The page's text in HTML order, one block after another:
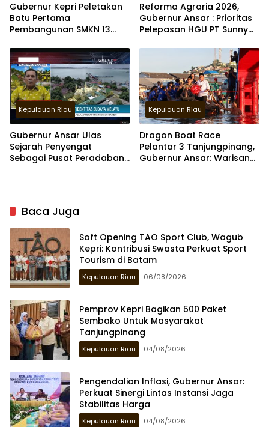
Gubernur Kepri Peletakan
Batu Pertama
Pembangunan SMKN 13
Reforma Agraria 2026,
Gubernur Ansar : Prioritas
Pelepasan HGU PT Sunny
di Bintan
Kepulauan Riau
Gubernur Ansar Ulas
Sejarah Penyengat
Sebagai Pusat Peradaban
Kepulauan Riau
Dragon Boat Race
Pelantar 3 Tanjungpinang,
Gubernur Ansar: Warisan
Baca Juga
Soft Opening TAO Sport Club, Wagub
Kepri: Kontribusi Swasta Perkuat Sport
Tourism di Batam
Kepulauan Riau 06/08/2026
Pemprov Kepri Bagikan 500 Paket
Sembako Untuk Masyarakat
Tanjungpinang
Kepulauan Riau 04/08/2026
Pengendalian Inflasi, Gubernur Ansar:
Perkuat Sinergi Lintas Instansi Jaga
Stabilitas Harga
Kepulauan Riau 04/08/2026